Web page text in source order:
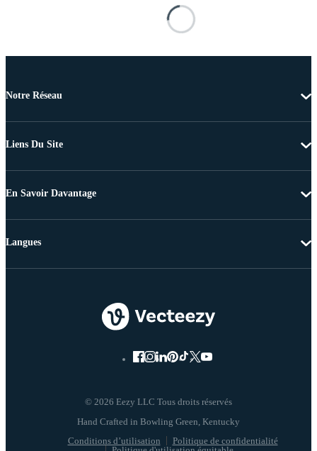
Notre Réseau
Liens Du Site
En Savoir Davantage
© 2026 Eezy LLC Tous droits réservés
Conditions d’utilisation
Politique de confidentialité
Langues